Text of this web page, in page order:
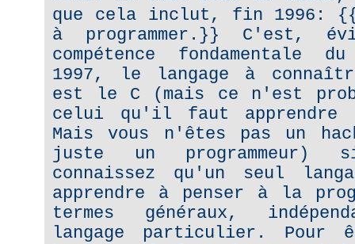
que cela inclut, fin 1996:
à programmer.}} C'est,
compétence fondamentale
1997, le langage à
est le C (mais ce n'est
celui qu'il faut apprendre
Mais vous n'êtes pas un
juste un programmeur)
connaissez qu'un seul
apprendre à penser à la
termes généraux,
langage particulier. Pour